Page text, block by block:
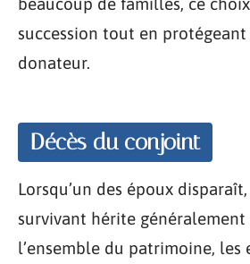
succession tout en
donateur.
Décès du conjoint
Lorsqu’un des époux
survivant hérite généralement
l’ensemble du patrimoine, les